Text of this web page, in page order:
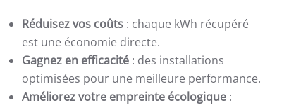
Réduisez vos coûts: chaque kWh récupéré
est une économie directe.
Gagnez en efficacité: des installations
optimisées pour une meilleure performance.
Améliorez votre empreinte écologique: